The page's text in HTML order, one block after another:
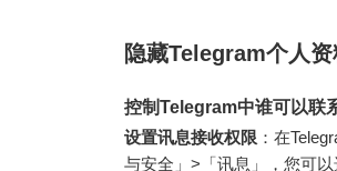
隐藏Telegram个人
控制Telegram中谁可以联
设置讯息接收权限 ：在
与安全」>「讯息」，您可